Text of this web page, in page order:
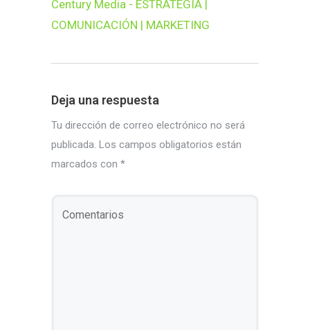
Century Media - ESTRATEGIA |
COMUNICACIÓN | MARKETING
Deja una respuesta
Tu dirección de correo electrónico no será
publicada. Los campos obligatorios están
marcados con *